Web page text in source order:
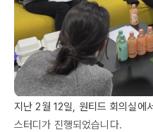
지난 2월 12일 , 원티드 회의실에
스터디가 진행되었습니다.